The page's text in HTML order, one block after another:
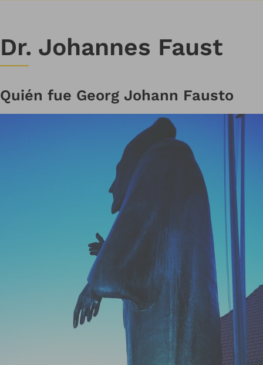
Dr. Johannes Faust
Quién fue Georg Johann Fausto